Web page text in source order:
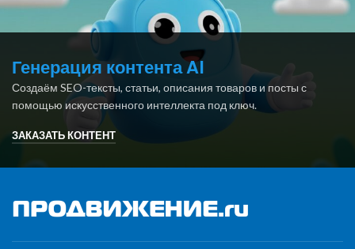
Генерация контента AI
Создаём SEO-тексты, статьи, описания товаров и посты с
помощью искусственного интеллекта под ключ.
ЗАКАЗАТЬ КОНТЕНТ